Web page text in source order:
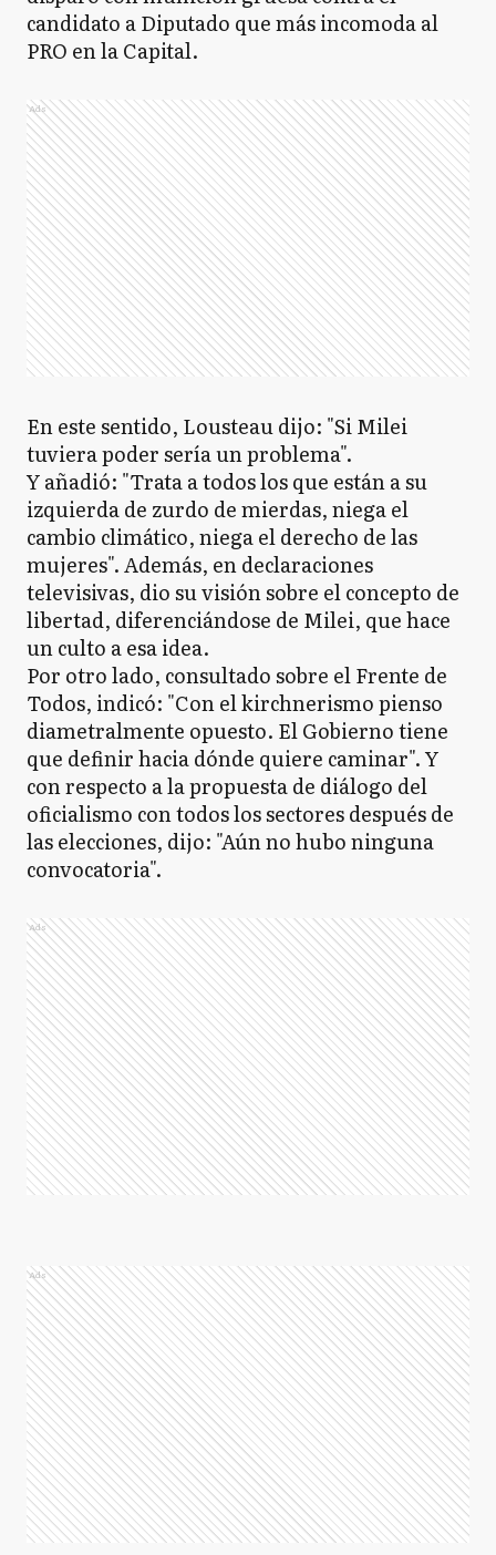
candidato a Diputado que más incomoda al
PRO en la Capital.
Ads
En este sentido, Lousteau dijo: "Si Milei
tuviera poder sería un problema".
Y añadió: "Trata a todos los que están a su
izquierda de zurdo de mierdas, niega el
cambio climático, niega el derecho de las
mujeres". Además, en declaraciones
televisivas, dio su visión sobre el concepto de
libertad, diferenciándose de Milei, que hace
un culto a esa idea.
Por otro lado, consultado sobre el Frente de
Todos, indicó: "Con el kirchnerismo pienso
diametralmente opuesto. El Gobierno tiene
que definir hacia dónde quiere caminar". Y
con respecto a la propuesta de diálogo del
oficialismo con todos los sectores después de
las elecciones, dijo: "Aún no hubo ninguna
convocatoria".
Ads
Ads